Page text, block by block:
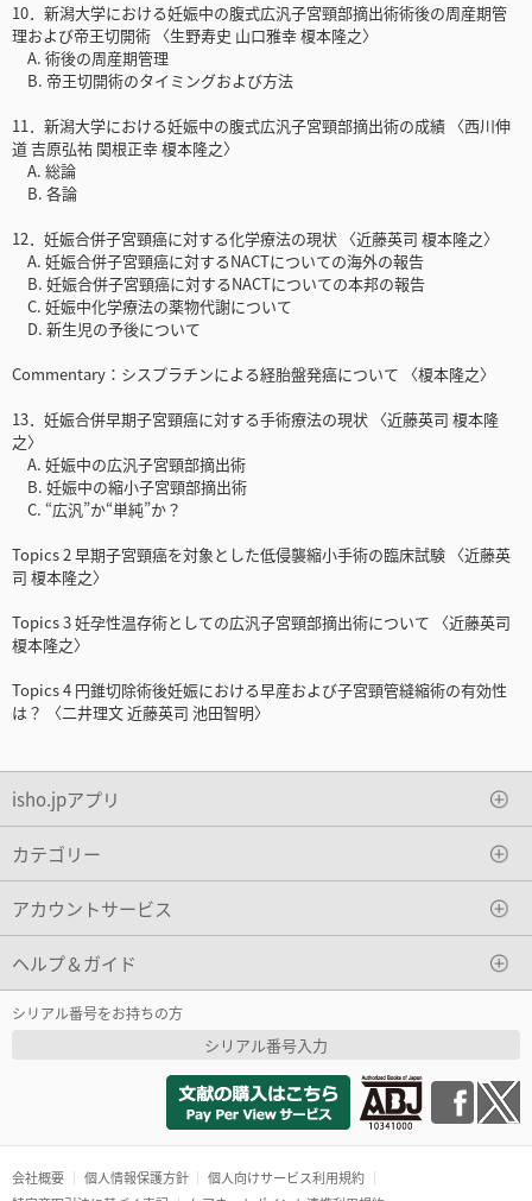
10．新潟大学における妊娠中の腹式広汎子宮頸部摘出術術後の周産期管
理および帝王切開術 〈生野寿史 山口雅幸 榎本隆之〉
A. 術後の周産期管理
B. 帝王切開術のタイミングおよび方法
11．新潟大学における妊娠中の腹式広汎子宮頸部摘出術の成績 〈西川伸
道 吉原弘祐 関根正幸 榎本隆之〉
A. 総論
B. 各論
12．妊娠合併子宮頸癌に対する化学療法の現状 〈近藤英司 榎本隆之〉
A. 妊娠合併子宮頸癌に対するNACTについての海外の報告
B. 妊娠合併子宮頸癌に対するNACTについての本邦の報告
C. 妊娠中化学療法の薬物代謝について
D. 新生児の予後について
Commentary：シスプラチンによる経胎盤発癌について 〈榎本隆之〉
13．妊娠合併早期子宮頸癌に対する手術療法の現状 〈近藤英司 榎本隆
之〉
A. 妊娠中の広汎子宮頸部摘出術
B. 妊娠中の縮小子宮頸部摘出術
C. “広汎”か“単純”か？
Topics 2 早期子宮頸癌を対象とした低侵襲縮小手術の臨床試験 〈近藤英
司 榎本隆之〉
Topics 3 妊孕性温存術としての広汎子宮頸部摘出術について 〈近藤英司
榎本隆之〉
Topics 4 円錐切除術後妊娠における早産および子宮頸管縫縮術の有効性
は？ 〈二井理文 近藤英司 池田智明〉
isho.jpアプリ
カテゴリー
アカウントサービス
ヘルプ＆ガイド
シリアル番号をお持ちの方
シリアル番号入力
会社概要 個人情報保護方針
個人向けサービス利用規約